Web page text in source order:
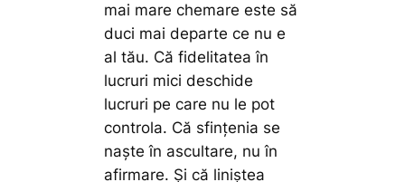
mai mare chemare este să
duci mai departe ce nu e
al tău. Că fidelitatea în
lucruri mici deschide
lucruri pe care nu le pot
controla. Că sfințenia se
naște în ascultare, nu în
afirmare. Și că liniștea